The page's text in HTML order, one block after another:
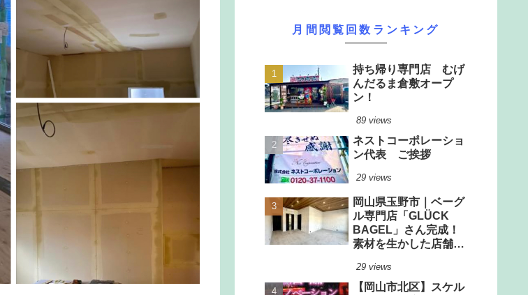
月間閲覧回数ランキング
持ち帰り専門店 むげ
んだるま倉敷オープ
ン！
89 views
ネストコーポレーショ
ン代表 ご挨拶
29 views
岡山県玉野市｜ベーグ
ル専門店「GLÜCK
BAGEL」さん完成！
素材を生かした店舗改
29 views
【岡山市北区】スケル